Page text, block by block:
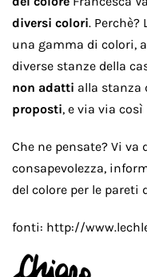
diversi colori. Perchè?
una gamma di colori,
diverse stanze della
non adatti alla stanza
proposti, e via via
Che ne pensate? Vi va
consapevolezza,
del colore per le
fonti: http://